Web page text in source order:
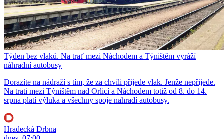
Týden bez vlaků. Na trať mezi Náchodem a Týništěm vyráží
náhradní autobusy
Dorazíte na nádraží s tím, že za chvíli přijede vlak. Jenže nepřijede.
Na trati mezi Týništěm nad Orlicí a Náchodem totiž od 8. do 14.
srpna platí výluka a všechny spoje nahradí autobusy.
Hradecká Drbna